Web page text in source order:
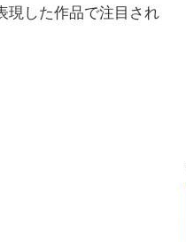
現した作品で注目され